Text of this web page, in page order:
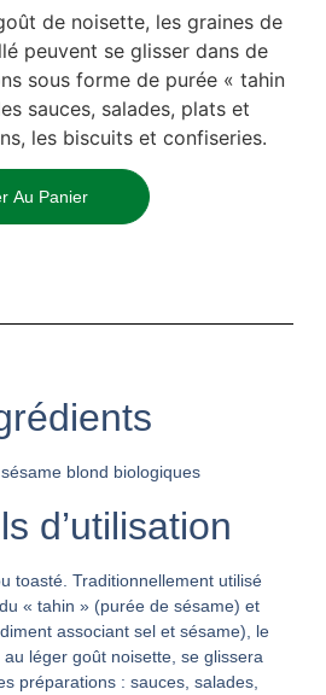
de noisette, les graines de
peuvent se glisser dans de
sous forme de purée « tahin
sauces, salades, plats et
les biscuits et confiseries.
Au Panier
blond biologiques
d’utilisation
toasté. Traditionnellement utilisé
« tahin » (purée de sésame) et
associant sel et sésame), le
léger goût noisette, se glissera
préparations : sauces, salades,